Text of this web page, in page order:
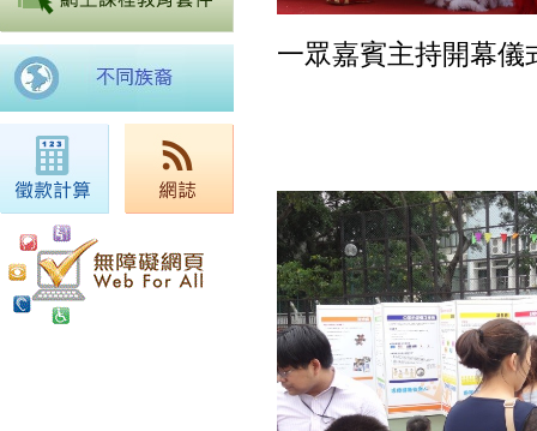
一眾嘉賓主持開幕儀